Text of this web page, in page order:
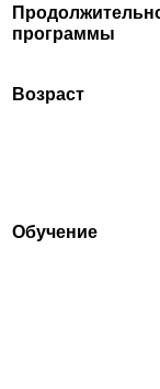
программы
Возраст
Обучение